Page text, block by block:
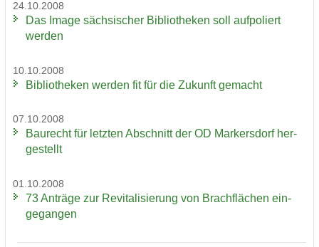
24.10.2008
Das Image säch­si­scher Bi­blio­the­ken soll auf­po­liert
wer­den
10.10.2008
Bi­blio­the­ken wer­den fit für die Zu­kunft ge­macht
07.10.2008
Bau­recht für letz­ten Ab­schnitt der OD Mar­kers­dorf her­
ge­stellt
01.10.2008
73 An­trä­ge zur Re­vi­ta­li­sie­rung von Brach­flä­chen ein­
ge­gan­gen